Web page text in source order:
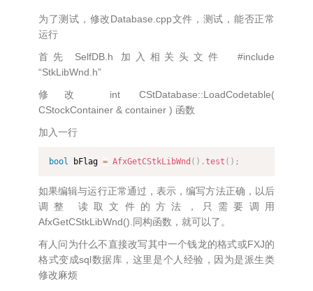
为了测试，修改Database.cpp文件，测试，能否正常
运行
首先 SelfDB.h 加入相关头文件 #include
“StkLibWnd.h”
修改 int CStDatabase::LoadCodetable(
CStockContainer & container ) 函数
加入一行
bool bFlag = AfxGetCStkLibWnd ( ) .test ( ) ;
如果编辑与运行正常通过，表示，编写方法正确，以后
调整 读取文件的方法，只需要调用
AfxGetCStkLibWnd().同构函数，就可以了。
有人问为什么不直接改写其中一个钱龙的格式或FXJ的
格式变成sql数据库，这里是个人经验，因为是派生类
修改麻烦